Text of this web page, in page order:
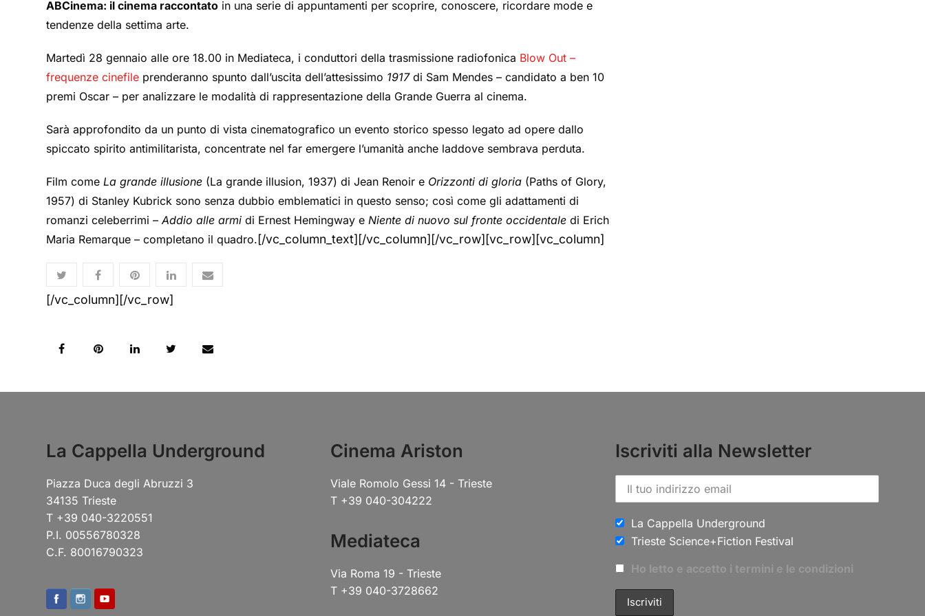
ABCinema: il cinema raccontato in una serie di appuntamenti per scoprire, conoscere, ricordare mode e
tendenze della settima arte.
Martedì 28 gennaio alle ore 18.00 in Mediateca, i conduttori della trasmissione radiofonica Blow Out –
frequenze cinefile prenderanno spunto dall’uscita dell’attesissimo 1917di Sam Mendes – candidato a ben 10
premi Oscar – per analizzare le modalità di rappresentazione della Grande Guerra al cinema.
Sarà approfondito da un punto di vista cinematografico un evento storico spesso legato ad opere dallo
spiccato spirito antimilitarista, concentrate nel far emergere l’umanità anche laddove sembrava perduta.
Film comeLa grande illusione (La grande illusion, 1937) di Jean Renoir e Orizzonti di gloria (Paths of Glory,
1957) di Stanley Kubrick sono senza dubbio emblematici in questo senso; così come gli adattamenti di
romanzi celeberrimi –Addio alle armi di Ernest Hemingway eNiente di nuovo sul fronte occidentale di Erich
Maria Remarque – completano il quadro.[/vc_column_text][/vc_column][/vc_row][vc_row][vc_column]
[/vc_column][/vc_row]
La Cappella Underground
Piazza Duca degli Abruzzi 3
34135 Trieste
T +39 040-3220551
P.I. 00556780328
C.F. 80016790323
Cinema Ariston
Viale Romolo Gessi 14 - Trieste
T +39 040-304222
Mediateca
Via Roma 19 - Trieste
T +39 040-3728662
Iscriviti alla Newsletter
La Cappella Underground
Trieste Science+Fiction Festival
Ho letto e accetto i termini e le condizioni